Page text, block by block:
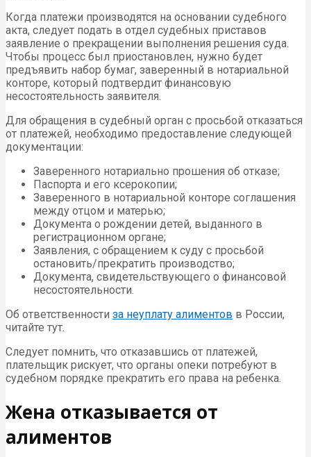
Когда платежи производятся на основании судебного
акта, следует подать в отдел судебных приставов
заявление о прекращении выполнения решения суда.
Чтобы процесс был приостановлен, нужно будет
предъявить набор бумаг, заверенный в нотариальной
конторе, который подтвердит финансовую
несостоятельность заявителя.
Для обращения в судебный орган с просьбой отказаться
от платежей, необходимо предоставление следующей
документации:
Заверенного нотариально прошения об отказе;
Паспорта и его ксерокопии;
Заверенного в нотариальной конторе соглашения
между отцом и матерью;
Документа о рождении детей, выданного в
регистрационном органе;
Заявления, с обращением к суду с просьбой
остановить/прекратить производство;
Документа, свидетельствующего о финансовой
несостоятельности.
Об ответственности за неуплату алиментов в России,
читайте тут.
Следует помнить, что отказавшись от платежей,
плательщик рискует, что органы опеки потребуют в
судебном порядке прекратить его права на ребенка.
Жена отказывается от
алиментов